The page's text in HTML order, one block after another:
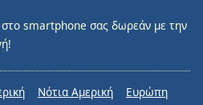
στο smartphone σας δωρεάν με την
Νότια Αμερική
Ευρώπη